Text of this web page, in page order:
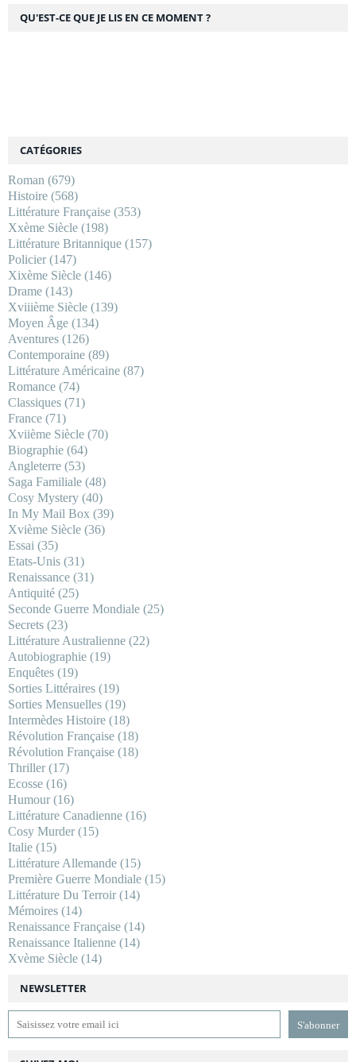
NEWSLETTER
CATÉGORIES
Roman (679)
Histoire (568)
Littérature Française (353)
Xxème Siècle (198)
Littérature Britannique (157)
Policier(147)
Xixème Siècle (146)
Drame (143)
Xviiième Siècle (139)
Moyen Âge (134)
Aventures (126)
Contemporaine (89)
Littérature Américaine (87)
Romance (74)
Classiques (71)
France (71)
Xviième Siècle (70)
Biographie (64)
Angleterre (53)
Saga Familiale (48)
Cosy Mystery (40)
In My Mail Box (39)
Xvième Siècle (36)
Essai (35)
Etats-Unis (31)
Renaissance (31)
Antiquité (25)
Seconde Guerre Mondiale (25)
Secrets (23)
Littérature Australienne (22)
Autobiographie (19)
Enquêtes (19)
Sorties Littéraires (19)
Sorties Mensuelles (19)
Intermèdes Histoire (18)
Révolution Française (18)
Révolution Française (18)
Thriller(17)
Ecosse (16)
Humour(16)
Littérature Canadienne (16)
Cosy Murder(15)
Italie (15)
Littérature Allemande (15)
Première Guerre Mondiale (15)
Littérature Du Terroir(14)
Mémoires (14)
Renaissance Française (14)
Renaissance Italienne (14)
Xvème Siècle (14)
QU'EST-CE QUE JE LIS EN CE MOMENT ?